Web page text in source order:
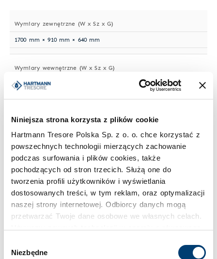
Niniejsza strona korzysta z plików cookie
Hartmann Tresore Polska Sp. z o. o. chce korzystać z
powszechnych technologii mierzących zachowanie
podczas surfowania i plików cookies, także
pochodzących od stron trzecich. Służą one do
tworzenia profili użytkowników i wyświetlania
dostosowanych treści, w tym reklam, oraz optymalizacji
naszej strony internetowej. Odbiorcy danych mogą
przetwarzać Twoje dane osobowe we własnych celach.
zgody
Niezbędne
Wymiary zewnętrzne (W x Sz x G)
1700 mm × 910 mm × 640 mm
Wymiary wewnętrzne (W x Sz x G)
1660 mm × 750 mm × 530 mm
Pojemność
660 l
Klasa bezpieczeństwa
S2